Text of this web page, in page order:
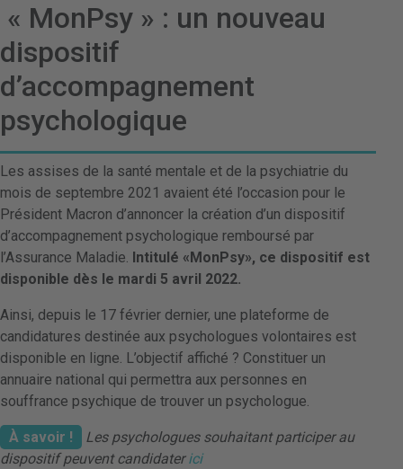
« MonPsy » : un nouveau
dispositif
d’accompagnement
psychologique
Les assises de la santé mentale et de la psychiatrie du
mois de septembre 2021 avaient été l’occasion pour le
Président Macron d’annoncer la création d’un dispositif
d’accompagnement psychologique remboursé par
l’Assurance Maladie. Intitulé «MonPsy», ce dispositif est
disponible dès le mardi 5 avril 2022.
Ainsi, depuis le 17 février dernier, une plateforme de
candidatures destinée aux psychologues volontaires est
disponible en ligne. L’objectif affiché ? Constituer un
annuaire national qui permettra aux personnes en
souffrance psychique de trouver un psychologue.
À savoir !
Les psychologues souhaitant participer au
dispositif peuvent candidaterici